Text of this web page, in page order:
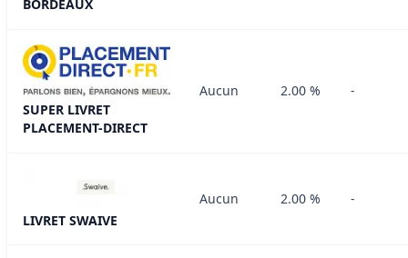
BORDEAUX
SUPER LIVRET
PLACEMENT-DIRECT
Aucun 2.00 % -
LIVRET SWAIVE
Aucun 2.00 % -